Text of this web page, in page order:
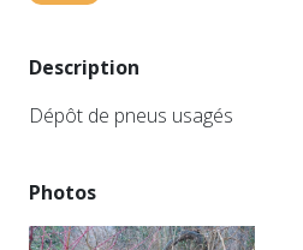
Description
Dépôt de pneus usagés
Photos